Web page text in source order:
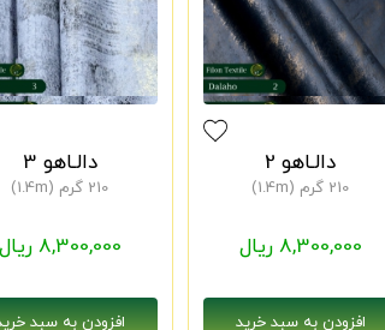
دالـاهو 2
210 گرم (1.4m)
8,300,000 ریال
دالـاهو 3
210 گرم (1.4m)
8,300,000 ریال